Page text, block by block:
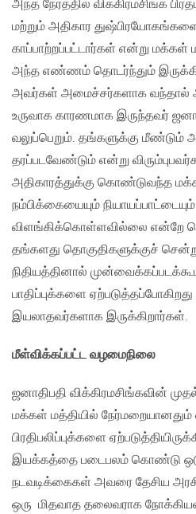
அந்த நேரத்தில் விக்கிரமசிங்க
மற்றும் அதிகார
காப்பாற்றப்பட்டார்கள் என்று
அந்த எண்ணம் தொடர்ந்தும்
அவர்கள் அமைச்சர்களாக வந்தால்
உருவாக காரணமாக இருந்தவர்
வலுப்பெறும். தங்களுக்கு மீண்டும்
தரப்படவேண்டும் என்று
அதிகாரத்துக்கு கொண்டுவந்த
நம்பிக்கையையும்
விளங்கிக்கொள்ளவில்லை என்றே
தங்களது தொகுதிகளுக்குச்
நிதியத்தினால்
பாதிப்புக்களை
இயலாதவர்களாக இருக்கிறார்கள்.
மீள்விக்கப்பட்ட வழமைநிலை
ஜனாதிபதி விக்கிரமசிங்கவின்
மக்கள் மத்தியில்
பிரதிபலிப்புக்களை
இயக்கத்தை படைபலம் கொண்டு
நடவடிக்கைகள் அவரை தேசிய
ஒரு மிதவாத தலைவராக